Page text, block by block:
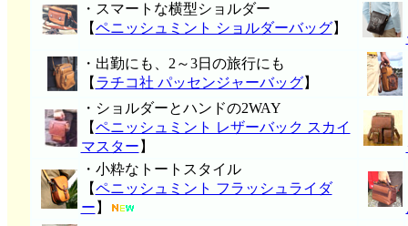
・スマートな横型ショルダー
【ペニッシュミント ショルダーバッグ】
・出勤にも、2～3日の旅行にも
【 ラチコ社 パッセンジャーバッグ】
・ショルダーとハンドの2WAY
【ペニッシュミント レザーバック スカイ
マスター 】
・小粋なトートスタイル
【ペニッシュミント フラッシュライダ
ー 】